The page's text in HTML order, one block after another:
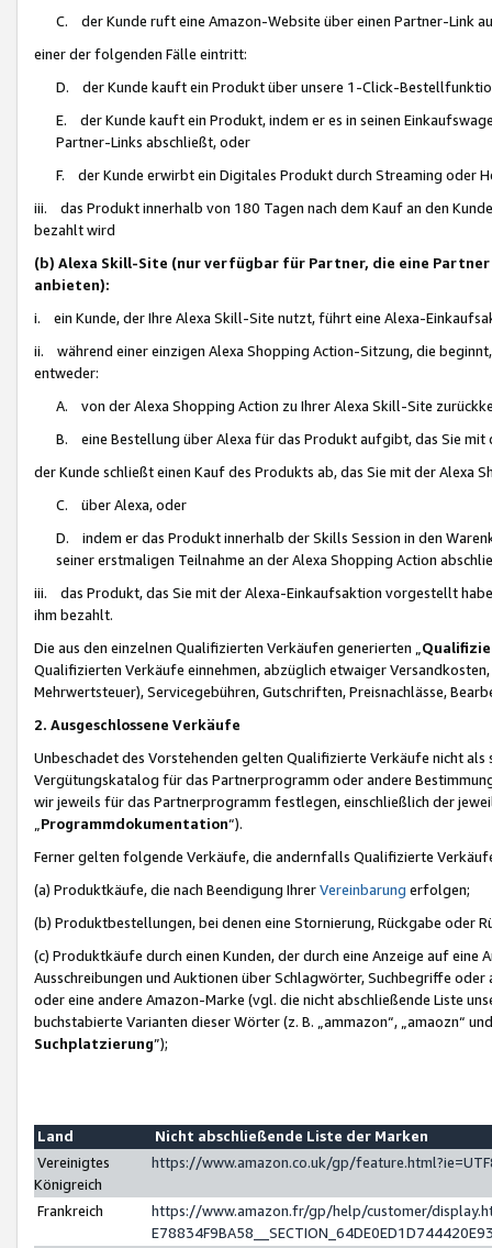
C. der Kunde ruft eine Amazon-Website über einen Partner-Link
einer der folgenden Fälle eintritt:
D. der Kunde kauft ein Produkt über unsere 1-Click-
E. der Kunde kauft ein Produkt, indem er es in seinen
Partner-Links abschließt, oder
F. der Kunde erwirbt ein Digitales Produkt durch Streaming oder
iii. das Produkt innerhalb von 180 Tagen nach dem Kauf an den
bezahlt wird
(b) Alexa Skill-Site (nur verfügbar für Partner, die eine
anbieten):
i. ein Kunde, der Ihre Alexa Skill-Site nutzt, führt eine Alexa-
ii. während einer einzigen Alexa Shopping Action-Sitzung, die
entweder:
A. von der Alexa Shopping Action zu Ihrer Alexa Skill-Site
B. eine Bestellung über Alexa für das Produkt aufgibt, das Sie mit
der Kunde schließt einen Kauf des Produkts ab, das Sie mit der Alexa
C. über Alexa, oder
D. indem er das Produkt innerhalb der Skills Session in den
seiner erstmaligen Teilnahme an der Alexa Shopping Action
iii. das Produkt, das Sie mit der Alexa-Einkaufsaktion vorgestellt
ihm bezahlt.
Die aus den einzelnen Qualifizierten Verkäufen generierten „
Qualifizierten Verkäufe einnehmen, abzüglich etwaiger
Mehrwertsteuer), Servicegebühren, Gutschriften, Preisnachlässe,
2. Ausgeschlossene Verkäufe
Unbeschadet des Vorstehenden gelten Qualifizierte Verkäufe nicht
Vergütungskatalog für das Partnerprogramm oder andere
wir jeweils für das Partnerprogramm festlegen, einschließlich der
Programmdokumentation“).
Ferner gelten folgende Verkäufe, die andernfalls Qualifizierte
(a) Produktkäufe, die nach Beendigung IhrerVereinbarung erfolgen;
(b) Produktbestellungen, bei denen eine Stornierung, Rückgabe oder
(c) Produktkäufe durch einen Kunden, der durch eine Anzeige auf
Ausschreibungen und Auktionen über Schlagwörter, Suchbegriffe
oder eine andere Amazon-Marke (vgl. die nicht abschließende Liste
buchstabierte Varianten dieser Wörter (z. B. „ammazon“, „amaozn“
Suchplatzierung”);
Land
Nicht abschließende Liste der Marken
Vereinigtes
Königreich
https://www.amazon.co.uk/gp/
Frankreich
https://www.amazon.fr/gp/help/customer/